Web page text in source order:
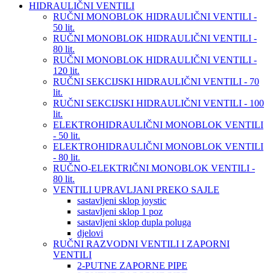
HIDRAULIČNI VENTILI
RUČNI MONOBLOK HIDRAULIČNI VENTILI -
50 lit.
RUČNI MONOBLOK HIDRAULIČNI VENTILI -
80 lit.
RUČNI MONOBLOK HIDRAULIČNI VENTILI -
120 lit.
RUČNI SEKCIJSKI HIDRAULIČNI VENTILI - 70
lit.
RUČNI SEKCIJSKI HIDRAULIČNI VENTILI - 100
lit.
ELEKTROHIDRAULIČNI MONOBLOK VENTILI
- 50 lit.
ELEKTROHIDRAULIČNI MONOBLOK VENTILI
- 80 lit.
RUČNO-ELEKTRIČNI MONOBLOK VENTILI -
80 lit.
VENTILI UPRAVLJANI PREKO SAJLE
sastavljeni sklop joystic
sastavljeni sklop 1 poz
sastavljeni sklop dupla poluga
djelovi
RUČNI RAZVODNI VENTILI I ZAPORNI
VENTILI
2-PUTNE ZAPORNE PIPE